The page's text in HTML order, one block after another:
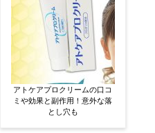
アトケアプロクリームの口コ
ミや効果と副作用！意外な落
とし穴も